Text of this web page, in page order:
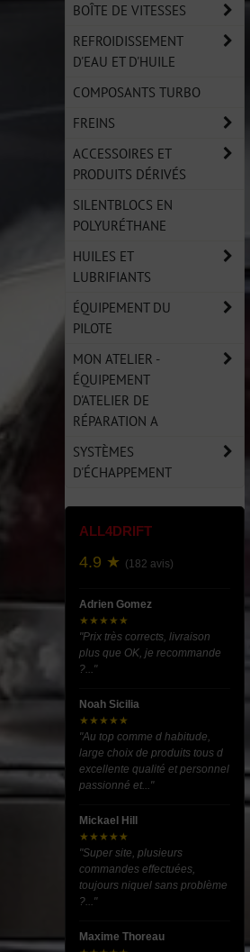
BOÎTE DE VITESSES
REFROIDISSEMENT
D'EAU ET D'HUILE
COMPOSANTS TURBO
FREINS
ACCESSOIRES ET
PRODUITS DÉRIVÉS
SILENTBLOCS EN
POLYURÉTHANE
HUILES ET
LUBRIFIANTS
ÉQUIPEMENT DU
PILOTE
MON ATELIER -
ÉQUIPEMENT
D'ATELIER DE
RÉPARATION A
SYSTÈMES
D'ÉCHAPPEMENT
ALL4DRIFT
4.9 ★ (182 avis)
Adrien Gomez
★★★★★
"Prix très corrects, livraison
plus que OK, je recommande
?..."
Noah Sicilia
★★★★★
"Au top comme d habitude,
large choix de produits tous d
excellente qualité et personnel
passionné et..."
Mickael Hill
★★★★★
"Super site, plusieurs
commandes effectuées,
toujours niquel sans problème
?..."
Maxime Thoreau